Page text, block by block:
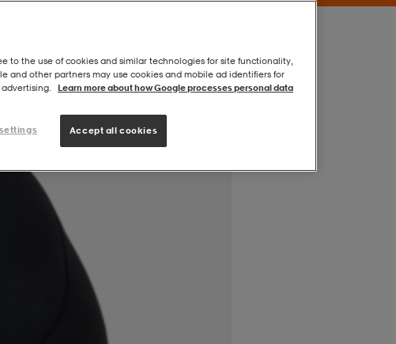
to the use of cookies and similar technologies for site functionality,
and other partners may use cookies and mobile ad identifiers for
Learn more about how Google processes personal data
Accept all cookies